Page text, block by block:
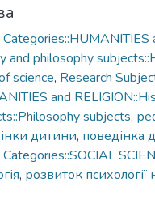
and philosophy
science, Research
and
subjects,
дитини, поведінка
, розвиток психології